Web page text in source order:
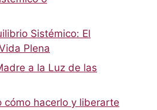
Sistémico: El
Plena
a la Luz de las
cómo hacerlo y liberarte